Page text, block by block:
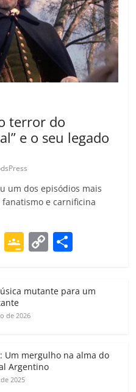
terror do
e o seu legado
um dos episódios mais
e carnificina
Li
k
e
dI
G
gl
e
a
ss
C
y
k
p
h
mutante para um
de 2026
Um mergulho na alma do
Argentino
2025